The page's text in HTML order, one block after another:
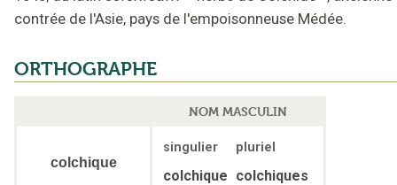
contrée de l'Asie, pays de l'empoisonneuse Médée.
ORTHOGRAPHE
NOM MASCULIN
colchique
singulier pluriel
colchique colchiques